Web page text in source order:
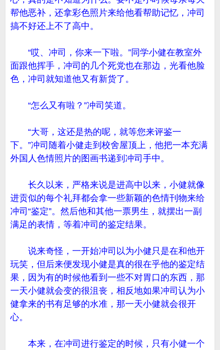
帮他恶补，还拿彩色照片来给他看帮助记忆，冲司
搞不好还上不了高中。
“哎、冲司，你来一下啦。”同学小健在教室外
面跟他挥手，冲司的几个死党也在那边，光看他脸
色，冲司就知道他又有新货了。
“怎么又有啦？”冲司笑道。
“大哥，这还是热的呢，就等您来评鉴一
下。”冲司随着小健走到校舍屋顶上，他把一本充满
外国人色情照片的图画书递到冲司手中。
长久以来，严格来说是进高中以来，小健就像
进贡似的每个礼拜都会拿一些新颖的色情刊物来给
冲司“鉴定”。然后他和其他一票男生，就摆出一副
满足的表情，等着冲司的鉴定结果。
说来奇怪，一开始冲司以为小健只是在和他开
玩笑，但后来便发现小健是真的很在乎他的鉴定结
果，因为有的时候他看到一些不对胃口的东西，那
一天小健就会变的很沮丧，相反地如果冲司认为小
健拿来的书有足够的水准，那一天小健就会很开
心。
本来，在冲司进行鉴定的时候，只有小健一个